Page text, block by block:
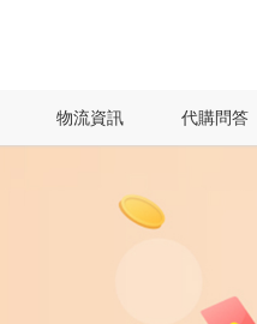
物流資訊 代購問答